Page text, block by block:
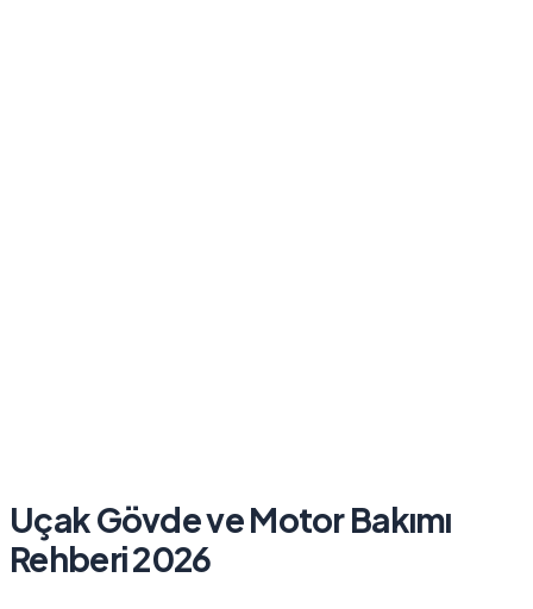
Uçak Gövde ve Motor Bakımı
Rehberi 2026